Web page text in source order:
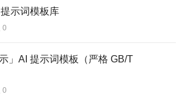
示词模板库
0
」AI 提示词模板（严格 GB/T
0